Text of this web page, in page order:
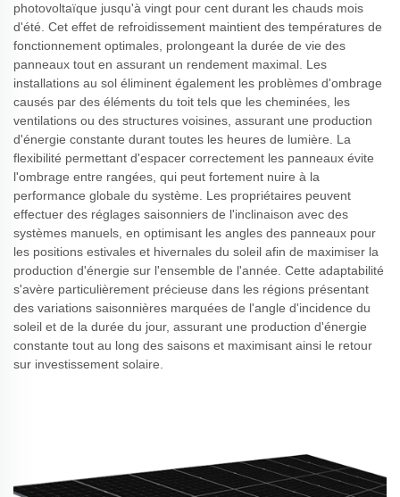
photovoltaïque jusqu'à vingt pour cent durant les chauds mois
d'été. Cet effet de refroidissement maintient des températures de
fonctionnement optimales, prolongeant la durée de vie des
panneaux tout en assurant un rendement maximal. Les
installations au sol éliminent également les problèmes d'ombrage
causés par des éléments du toit tels que les cheminées, les
ventilations ou des structures voisines, assurant une production
d'énergie constante durant toutes les heures de lumière. La
flexibilité permettant d'espacer correctement les panneaux évite
l'ombrage entre rangées, qui peut fortement nuire à la
performance globale du système. Les propriétaires peuvent
effectuer des réglages saisonniers de l'inclinaison avec des
systèmes manuels, en optimisant les angles des panneaux pour
les positions estivales et hivernales du soleil afin de maximiser la
production d'énergie sur l'ensemble de l'année. Cette adaptabilité
s'avère particulièrement précieuse dans les régions présentant
des variations saisonnières marquées de l'angle d'incidence du
soleil et de la durée du jour, assurant une production d'énergie
constante tout au long des saisons et maximisant ainsi le retour
sur investissement solaire.